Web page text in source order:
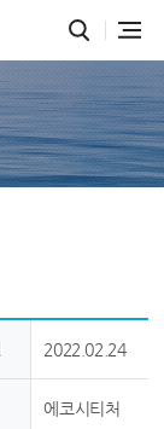
2022.02.24
에코시티처